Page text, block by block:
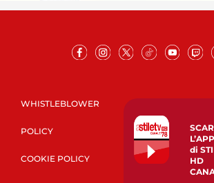
WHISTLEBLOWER
POLICY
COOKIE POLICY
L’APP
di
HD